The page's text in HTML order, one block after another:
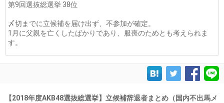
第9回選抜総選挙 38位
〆切までに立候補を届け出ず、不参加が確定。
1月に父親を亡くしたばかりであり、服喪のためとも考えられま
す。
【2018年度AKB48選抜総選挙】立候補辞退者まとめ（国内不出馬メ